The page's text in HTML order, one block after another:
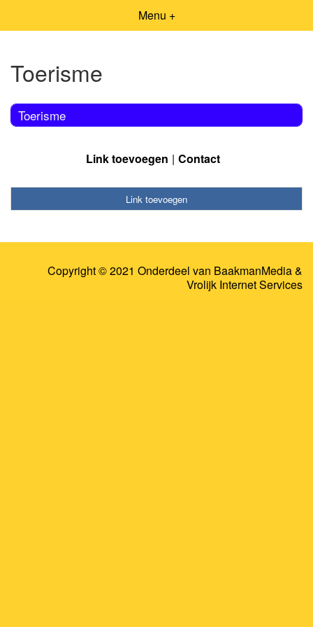
Menu +
Toerisme
Toerisme
Link toevoegen Contact
Link toevoegen
Copyright © 2021 Onderdeel van BaakmanMedia&
Vrolijk Internet Services